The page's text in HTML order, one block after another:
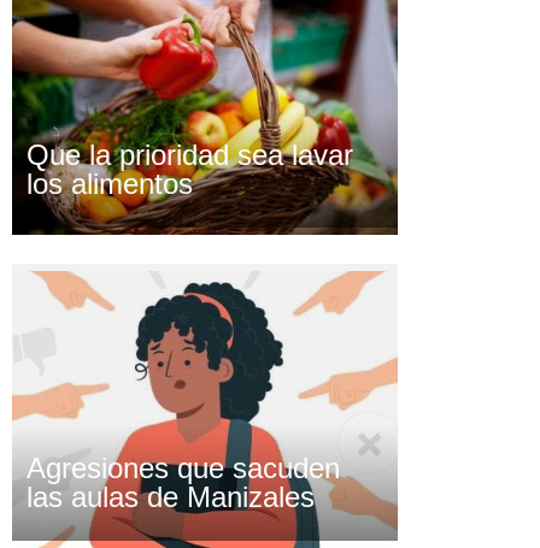
Que la prioridad sea lavar
los alimentos
Agresiones que sacuden
las aulas de Manizales